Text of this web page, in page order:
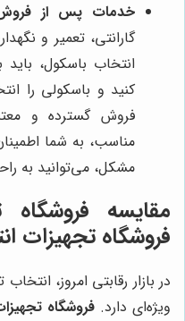
خدمات پس از
گارانتی، تعمیر و
انتخاب باسکول،
کنید و باسکولی را
فروش گسترده و
مناسب، به شما
مشکل، می‌توانید به
مقایسه فروشگاه
فروشگاه تجهیزات
در بازار رقابتی امروز،
ویژه‌ای دارد.فروشگاه